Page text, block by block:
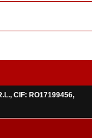
CIF: RO17199456,